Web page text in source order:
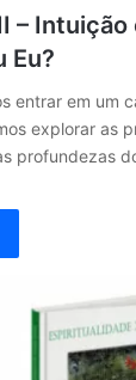
–
Eu?
entrar em um
explorar as
profundezas